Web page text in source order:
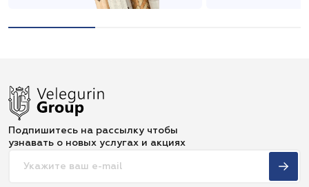
Подпишитесь на рассылку чтобы
узнавать о новых услугах и акциях